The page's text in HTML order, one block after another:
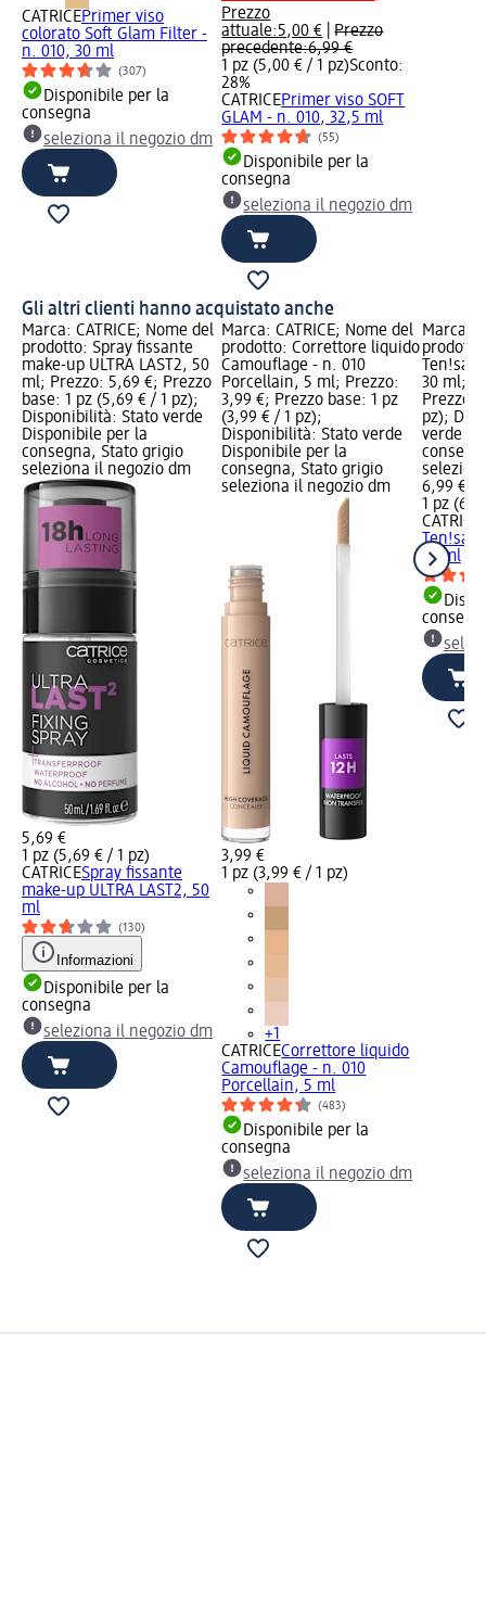
CATRICEPrimer viso
colorato Soft Glam Filter -
n. 010, 30 ml
(307)
Disponibile per la
consegna
seleziona il negozio dm
Prezzo
attuale:5,00 € |Prezzo
precedente:6,99 €
1 pz (5,00 € / 1 pz)Sconto:
28%
CATRICEPrimer viso SOFT
GLAM - n. 010, 32,5 ml
(55)
Disponibile per la
consegna
seleziona il negozio dm
Gli altri clienti hanno acquistato anche
Marca: CATRICE; Nome del
prodotto: Spray fissante
make-up ULTRA LAST2, 50
ml; Prezzo: 5,69 €; Prezzo
base: 1 pz (5,69 € / 1 pz);
Disponibilità: Stato verde
Disponibile per la
consegna, Stato grigio
seleziona il negozio dm
5,69 €
1 pz (5,69 € / 1 pz)
CATRICESpray fissante
make-up ULTRA LAST2, 50
ml
(130)
Informazioni
Disponibile per la
consegna
seleziona il negozio dm
Marca: CATRICE; Nome del
prodotto: Correttore liquido
Camouflage - n. 010
Porcellain, 5 ml; Prezzo:
3,99 €; Prezzo base: 1 pz
(3,99 € / 1 pz);
Disponibilità: Stato verde
Disponibile per la
consegna, Stato grigio
seleziona il negozio dm
3,99 €
1 pz (3,99 € / 1 pz)
+1
CATRICECorrettore liquido
Camouflage - n. 010
Porcellain, 5 ml
(483)
Disponibile per la
consegna
seleziona il negozio dm
Marca:
30 ml;
Prezzo
pz);
verde
6,99 €
1 pz
CATRICE
30 ml